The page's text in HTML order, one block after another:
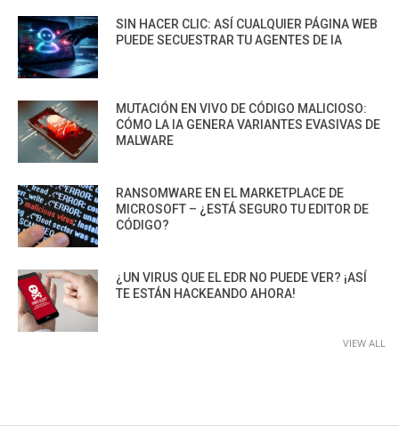
SIN HACER CLIC: ASÍ CUALQUIER PÁGINA WEB
PUEDE SECUESTRAR TU AGENTES DE IA
MUTACIÓN EN VIVO DE CÓDIGO MALICIOSO:
CÓMO LA IA GENERA VARIANTES EVASIVAS DE
MALWARE
RANSOMWARE EN EL MARKETPLACE DE
MICROSOFT – ¿ESTÁ SEGURO TU EDITOR DE
CÓDIGO?
¿UN VIRUS QUE EL EDR NO PUEDE VER? ¡ASÍ
TE ESTÁN HACKEANDO AHORA!
VIEW ALL